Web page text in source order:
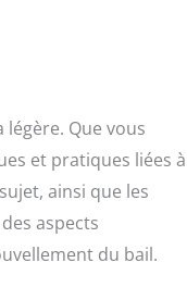
Que vous
et pratiques liées à
ainsi que les
aspects
du bail.